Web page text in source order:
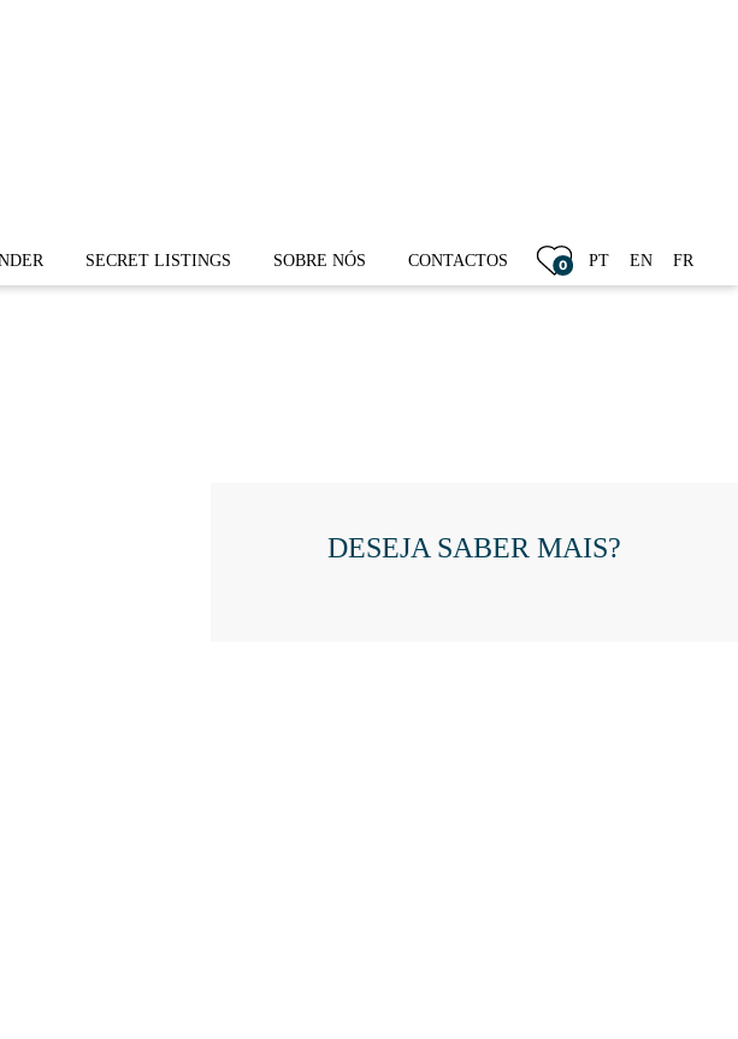
SECRET LISTINGS SOBRE NÓS CONTACTOS 0 PT EN FR
DESEJA SABER MAIS?